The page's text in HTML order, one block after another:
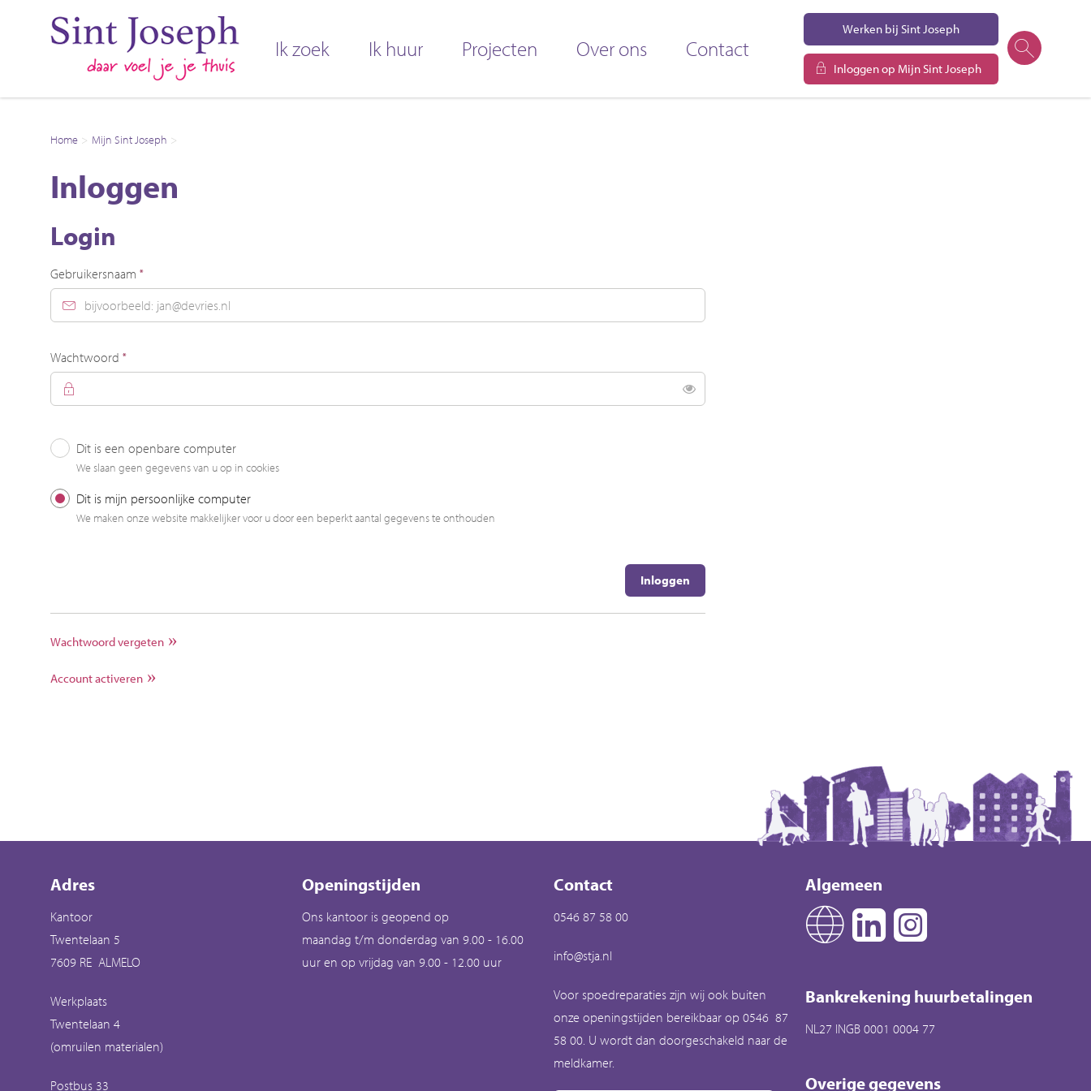
Naar de homepage
Ik zoek Ik huur Projecten Over ons Contact
Inloggen op Mijn Sint Joseph
Werken bij Sint Joseph
Home Mijn Sint Joseph
Inloggen
Login
Gebruikersnaam *
Wachtwoord *
LoginDit is een openbare computer
We slaan geen gegevens van u op in cookies
Dit is mijn persoonlijke computer
We maken onze website makkelijker voor u door een beperkt aantal gegevens te onthouden
Inloggen
Wachtwoord vergeten
Account activeren
Contactinformatie
Adres
Kantoor
Twentelaan 5
7609 RE ALMELO
Werkplaats
Twentelaan 4
(omruilen materialen)
Postbus 33
Openingstijden
Ons kantoor is geopend op
maandag t/m donderdag van 9.00 - 16.00
uur en op vrijdag van 9.00 - 12.00 uur
Contact
0546 87 58 00
info@stja.nl
Voor spoedreparaties zijn wij ook buiten
onze openingstijden bereikbaar op 0546 87
58 00. U wordt dan doorgeschakeld naar de
meldkamer.
Algemeen
Bankrekening huurbetalingen
NL27 INGB 0001 0004 77
Overige gegevens